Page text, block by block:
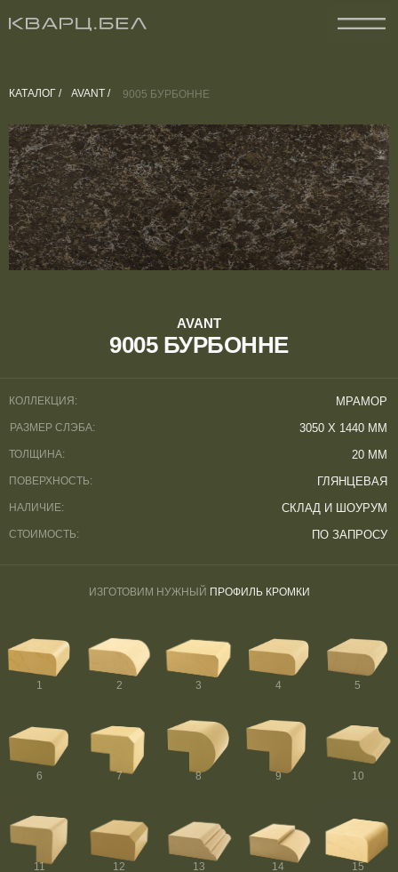
9005 БУРБОННЕ
AVANT
КОЛЛЕКЦИЯ:
МРАМОР
3050 Х 1440 ММ
РАЗМЕР СЛЭБА:
ТОЛЩИНА:
20 ММ
ГЛЯНЦЕВАЯ
ПОВЕРХНОСТЬ:
НАЛИЧИЕ:
СКЛАД И ШОУРУМ
ПО ЗАПРОСУ
СТОИМОСТЬ:
1 2 4
3 5
10
9
8
7
6
11 12 13 14 15
ИЗГОТОВИМ НУЖНЫЙ ПРОФИЛЬ КРОМКИ
КАТАЛОГ / AVANT / 9005 БУРБОННЕ